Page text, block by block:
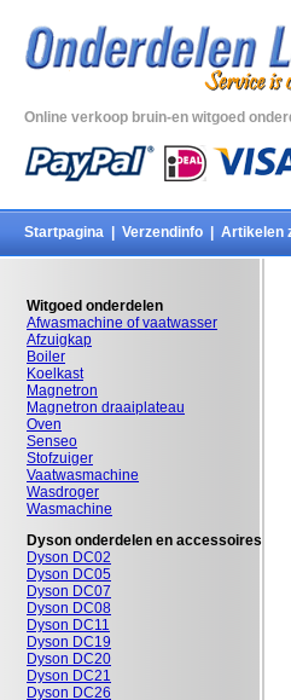
Online verkoop bruin-en witgoed
Startpagina Verzendinfo Artikelen
Witgoed onderdelen
Afwasmachine of vaatwasser
Afzuigkap
Boiler
Koelkast
Magnetron
Magnetron draaiplateau
Oven
Senseo
Stofzuiger
Vaatwasmachine
Wasdroger
Wasmachine
Dyson onderdelen en accessoires
Dyson DC02
Dyson DC05
Dyson DC07
Dyson DC08
Dyson DC11
Dyson DC19
Dyson DC20
Dyson DC21
Dyson DC26